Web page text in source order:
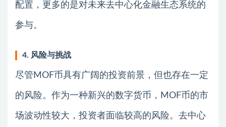
配置，更多的是对未来去中心化金融生态系统的
参与。
4. 风险与挑战
尽管MOF币具有广阔的投资前景，但也存在一定
的风险。作为一种新兴的数字货币，MOF币的市
场波动性较大，投资者面临较高的风险。去中心